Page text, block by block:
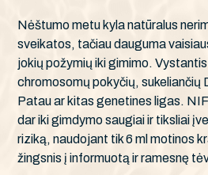
Nėštumo metu kyla natūralus
sveikatos, tačiau dauguma
jokių požymių iki gimimo.
chromosomų pokyčių, sukeliančių
Patau ar kitas genetines ligas.
dar iki gimdymo saugiai ir tiksliai
riziką, naudojant tik 6 ml motinos
žingsnis į informuotą ir ramesnę